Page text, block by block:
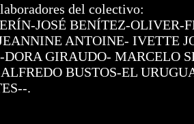
del colectivo:
JOSÉ BENÍTEZ-
ANTOINE- IVETTE
GIRAUDO- MARCELO
BUSTOS-EL
.